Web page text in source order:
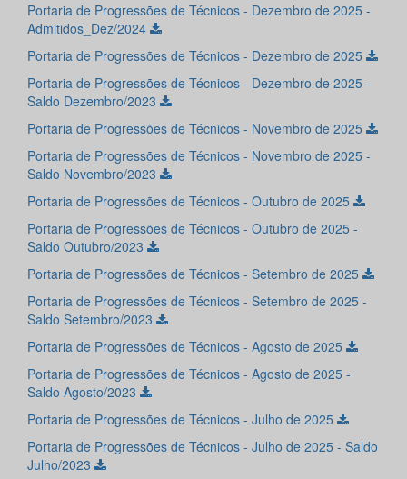
Portaria de Progressões de Técnicos - Dezembro de 2025 -
Admitidos_Dez/2024
Portaria de Progressões de Técnicos - Dezembro de 2025
Portaria de Progressões de Técnicos - Dezembro de 2025 -
Saldo Dezembro/2023
Portaria de Progressões de Técnicos - Novembro de 2025
Portaria de Progressões de Técnicos - Novembro de 2025 -
Saldo Novembro/2023
Portaria de Progressões de Técnicos - Outubro de 2025
Portaria de Progressões de Técnicos - Outubro de 2025 -
Saldo Outubro/2023
Portaria de Progressões de Técnicos - Setembro de 2025
Portaria de Progressões de Técnicos - Setembro de 2025 -
Saldo Setembro/2023
Portaria de Progressões de Técnicos - Agosto de 2025
Portaria de Progressões de Técnicos - Agosto de 2025 -
Saldo Agosto/2023
Portaria de Progressões de Técnicos - Julho de 2025
Portaria de Progressões de Técnicos - Julho de 2025 - Saldo
Julho/2023